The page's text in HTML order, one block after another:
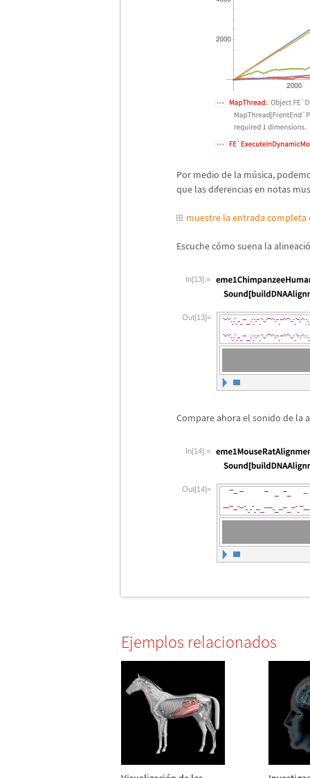
Por medio de la música,
que las diferencias en notas
muestre la entrada completa
Escuche cómo suena la alineació
In[13]:=
Out[13]=
Compare ahora el sonido de la
In[14]:=
Out[14]=
Ejemplos relacionados